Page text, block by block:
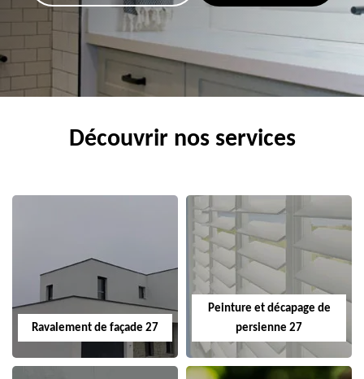
Découvrir nos services
Ravalement de façade 27
Peinture et décapage de
persienne 27